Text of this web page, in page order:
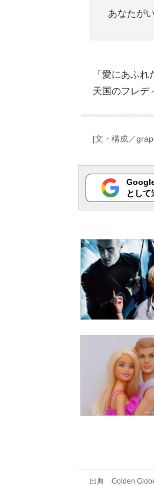
あなたが
「愛にあふ
天国のフレデ
[文・構成／
として
出典 Golden